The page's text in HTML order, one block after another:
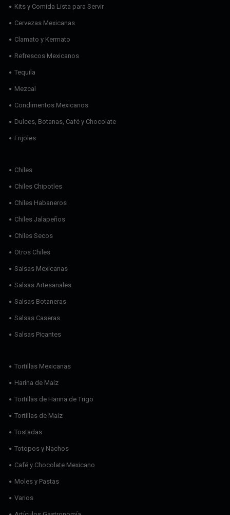
Kits y Comida Lista para Servir
Cervezas Mexicanas
Clamato y Kermato
Refrescos Mexicanos
Tequila
Mezcal
Condimentos Mexicanos
Dulces, Botanas, Café y Chocolate
Frijoles
Chiles
Chiles Chipotles
Chiles Habaneros
Chiles Jalapeños
Chiles Secos
Otros Chiles
Salsas Mexicanas
Salsas Artesanales
Salsas Botaneras
Salsas Caseras
Salsas Picantes
Tortillas Mexicanas
Harina de Maíz
Tortillas de Harina de Trigo
Tortillas de Maíz
Tostadas
Totopos y Nachos
Café y Chocolate Mexicano
Moles y Pastas
Varios